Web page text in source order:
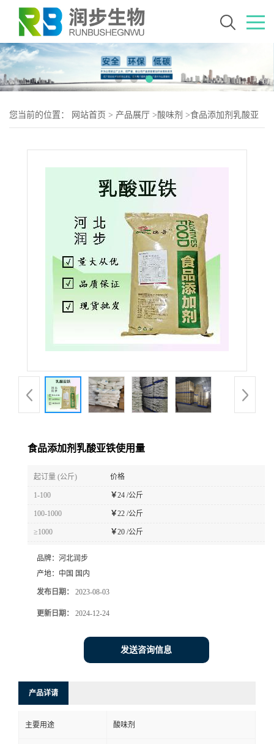
您当前的位置： 网站首页 > 产品展厅 >酸味剂 >食品添加剂乳酸亚
食品添加剂乳酸亚铁使用量
起订量 (公斤) 价格
1-100 ￥24 /公斤
100-1000 ￥22 /公斤
≥1000 ￥20 /公斤
品牌： 河北润步
产地： 中国 国内
发布日期： 2023-08-03
更新日期： 2024-12-24
发送咨询信息
产品详请
主要用途 酸味剂